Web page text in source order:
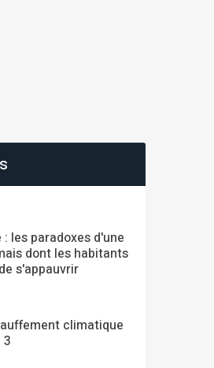
les paradoxes d'une
dont les habitants
s'appauvrir
climatique
3